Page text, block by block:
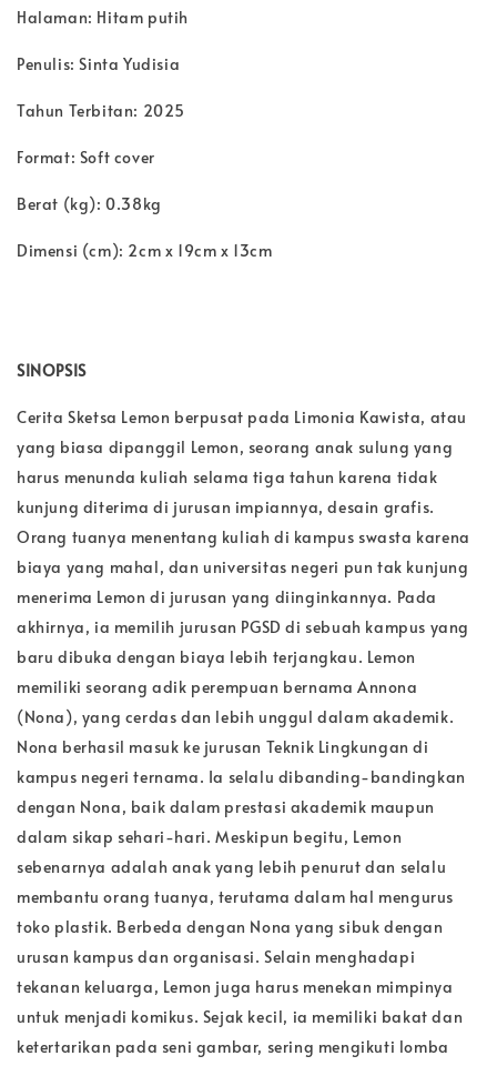
Halaman: Hitam putih
Penulis: Sinta Yudisia
Tahun Terbitan: 2025
Format: Soft cover
Berat (kg): 0.38kg
Dimensi (cm): 2cm x 19cm x 13cm
SINOPSIS
Cerita Sketsa Lemon berpusat pada Limonia Kawista, atau
yang biasa dipanggil Lemon, seorang anak sulung yang
harus menunda kuliah selama tiga tahun karena tidak
kunjung diterima di jurusan impiannya, desain grafis.
Orang tuanya menentang kuliah di kampus swasta karena
biaya yang mahal, dan universitas negeri pun tak kunjung
menerima Lemon di jurusan yang diinginkannya. Pada
akhirnya, ia memilih jurusan PGSD di sebuah kampus yang
baru dibuka dengan biaya lebih terjangkau. Lemon
memiliki seorang adik perempuan bernama Annona
(Nona), yang cerdas dan lebih unggul dalam akademik.
Nona berhasil masuk ke jurusan Teknik Lingkungan di
kampus negeri ternama. Ia selalu dibanding-bandingkan
dengan Nona, baik dalam prestasi akademik maupun
dalam sikap sehari-hari. Meskipun begitu, Lemon
sebenarnya adalah anak yang lebih penurut dan selalu
membantu orang tuanya, terutama dalam hal mengurus
toko plastik. Berbeda dengan Nona yang sibuk dengan
urusan kampus dan organisasi. Selain menghadapi
tekanan keluarga, Lemon juga harus menekan mimpinya
untuk menjadi komikus. Sejak kecil, ia memiliki bakat dan
ketertarikan pada seni gambar, sering mengikuti lomba